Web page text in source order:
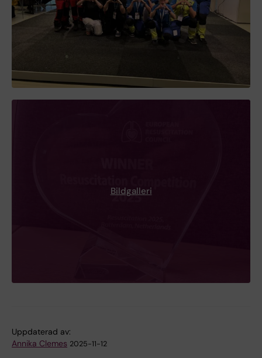
Bildgalleri
Uppdaterad av:
Annika Clemes 2025-11-12